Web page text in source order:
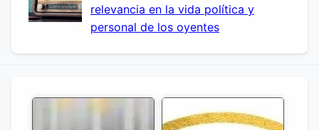
relevancia en la vida política y
personal de los oyentes